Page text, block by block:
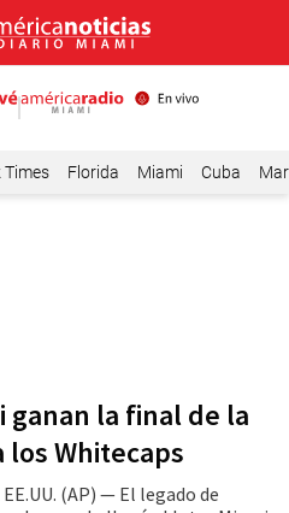
Times Florida Miami Cuba
ganan la final de la
los Whitecaps
(AP) — El legado de